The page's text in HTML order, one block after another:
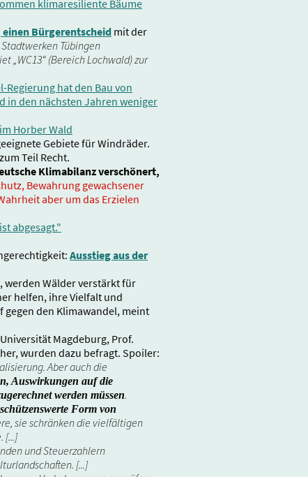
klimaresiliente Bäume
Bürgerentscheid mit der
Tübingen
„WC13“ (Bereich Lochwald) zur
Regierung hat den Bau von
in den nächsten Jahren weniger
Horber Wald
Gebiete für Windräder.
Teil Recht.
Klimabilanz verschönert,
Bewahrung gewachsener
aber um das Erzielen
abgesagt."
Ausstieg aus der
werden Wälder verstärkt für
helfen, ihre Vielfalt und
den Klimawandel, meint
Magdeburg, Prof.
wurden dazu befragt. Spoiler:
Aber auch die
Auswirkungen auf die
werden müssen.
Form von
sie schränken die vielfältigen
[...]
und Steuerzahlern
[...]